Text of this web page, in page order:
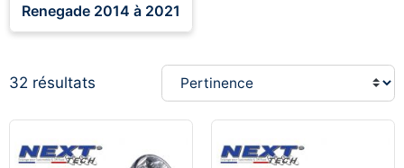
Renegade 2014 à 2021
32 résultats